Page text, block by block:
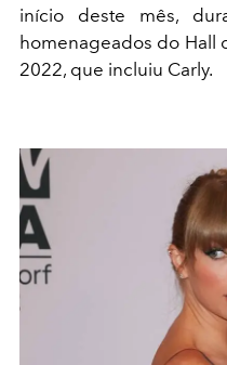
início deste mês,
homenageados do Hall
2022, que incluiu Carly.